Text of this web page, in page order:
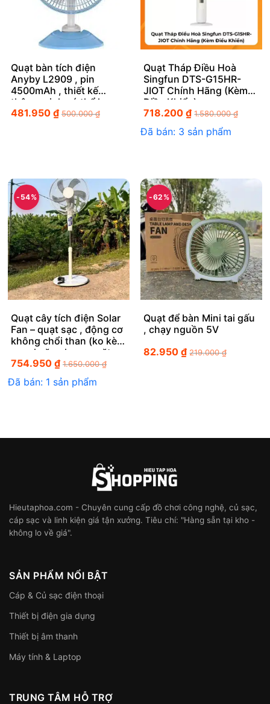
Quạt bàn tích điện
Anyby L2909 , pin
4500mAh , thiết kế
thông minh có thể kẹp
481.950 ₫ 500.000₫
Quạt Tháp Điều Hoà
Singfun DTS-G15HR-
JIOT Chính Hãng (Kèm
Điều Khiển)
718.200₫ 1.580.000₫
Đã bán: 3 sản phẩm
-54%
Quạt cây tích điện Solar
Fan – quạt sạc , động cơ
không chổi than (ko kèm
panel năng lượng mặt
trời)
754.950 ₫ 1.650.000₫
Đã bán: 1 sản phẩm
-62%
Quạt để bàn Mini tai gấu
, chạy nguồn 5V
82.950₫ 219.000₫
Hieutaphoa.com - Chuyên cung cấp đồ chơi công nghệ, củ sạc,
cáp sạc và linh kiện giá tận xưởng. Tiêu chí: "Hàng sẵn tại kho -
không lo về giá".
SẢN PHẨM NỔI BẬT
Cáp & Củ sạc điện thoại
Thiết bị điện gia dụng
Thiết bị âm thanh
Máy tính & Laptop
TRUNG TÂM HỖ TRỢ